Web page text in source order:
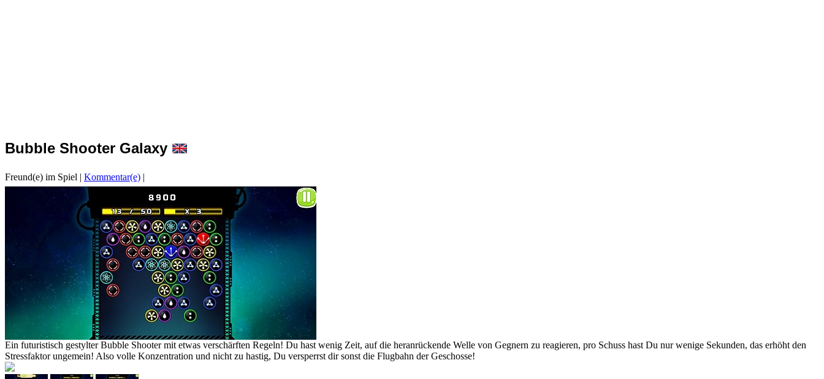
Bubble Shooter Galaxy
Freund(e) im Spiel | Kommentar(e) |
Ein futuristisch gestylter Bubble Shooter mit etwas verschärften Regeln! Du hast wenig Zeit, auf die heranrückende Welle von Gegnern zu reagieren, pro Schuss hast Du nur wenige Sekunden, das erhöht den
Stressfaktor ungemein! Also volle Konzentration und nicht zu hastig, Du versperrst dir sonst die Flugbahn der Geschosse!